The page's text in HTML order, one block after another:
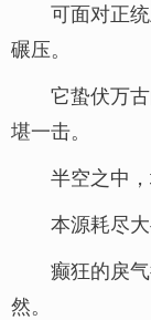
可面对正
碾压。
它蛰伏万
堪一击。
半空之中
本源耗尽
癫狂的戾
然。